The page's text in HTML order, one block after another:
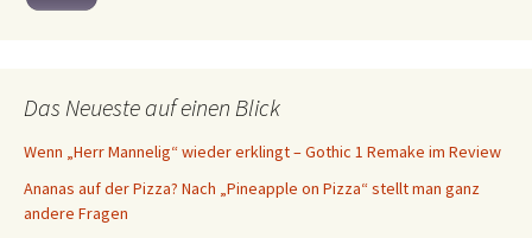
Das Neueste auf einen Blick
Wenn „Herr Mannelig“ wieder erklingt – Gothic 1 Remake im Review
Ananas auf der Pizza? Nach „Pineapple on Pizza“ stellt man ganz
andere Fragen